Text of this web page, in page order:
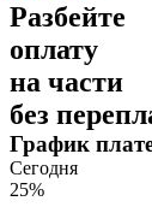
Разбейте
оплату
на части
без
График
Сегодня
25%